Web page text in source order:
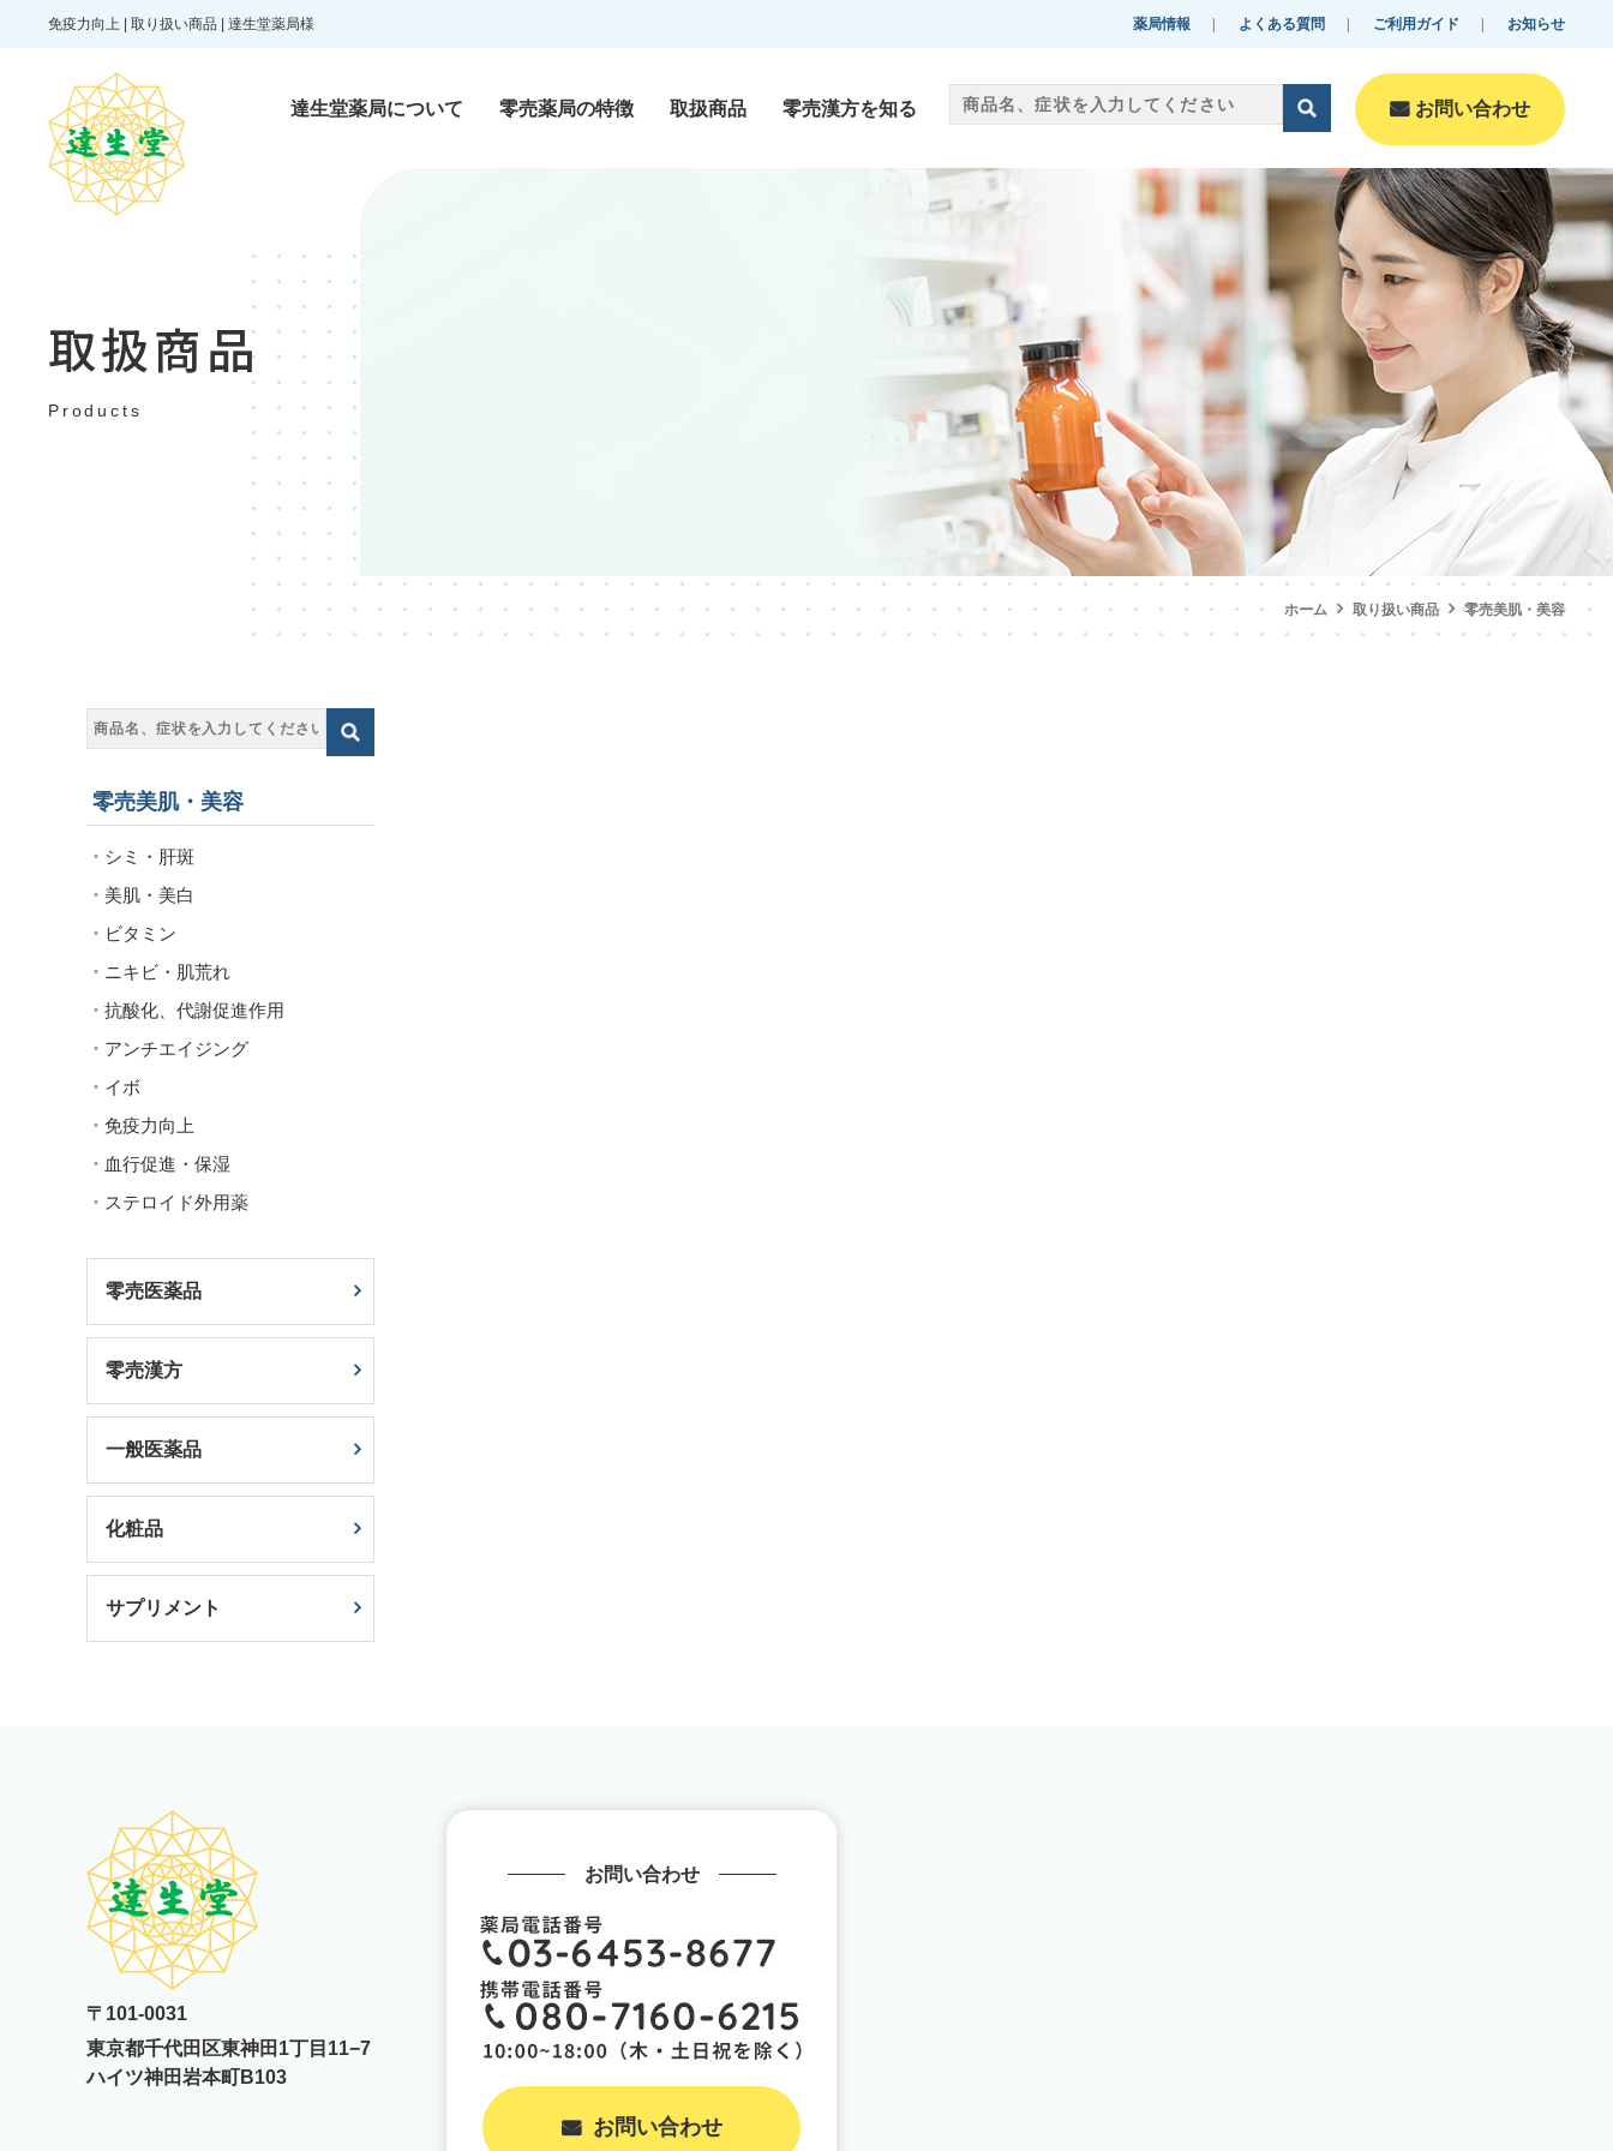
薬局情報 よくある質問 ご利用ガイド お知らせ
達生堂薬局について 零売薬局の特徴 取扱商品
零売美肌・美容
Reibai-beautyfulskin・B
eauty
サプリメント
Supplement
化粧品
Cosmetics
零売漢方を知る お問い合わせ
免疫力向上 | 取り扱い商品 | 達生堂薬局様
取扱商品
Products
ホーム 取り扱い商品 零売美肌・美容
零売美肌・美容
シミ・肝斑
美肌・美白
ビタミン
ニキビ・肌荒れ
抗酸化、代謝促進作用
アンチエイジング
イボ
免疫力向上
血行促進・保湿
ステロイド外用薬
零売医薬品
零売漢方
一般医薬品
化粧品
サプリメント
お問い合わせ
お問い合わせ
〒101-0031
東京都千代田区東神田1丁目11−7
ハイツ神田岩本町B103